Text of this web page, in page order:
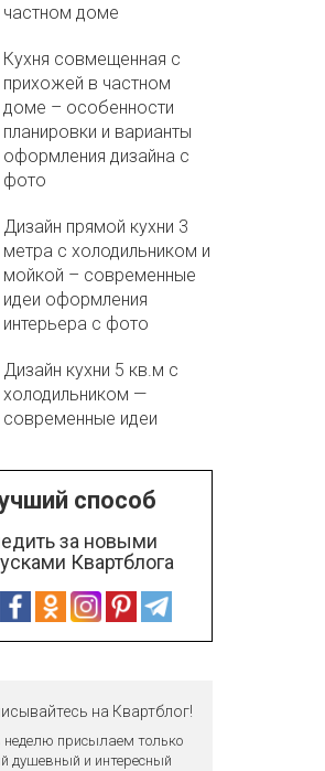
частном доме
Кухня совмещенная с
прихожей в частном
доме – особенности
планировки и варианты
оформления дизайна с
фото
Дизайн прямой кухни 3
метра с холодильником и
мойкой – современные
идеи оформления
интерьера с фото
Дизайн кухни 5 кв.м с
холодильником —
современные идеи
способ
за новыми
Квартблога
на Квартблог!
неделю присылаем только
душевный и интересный